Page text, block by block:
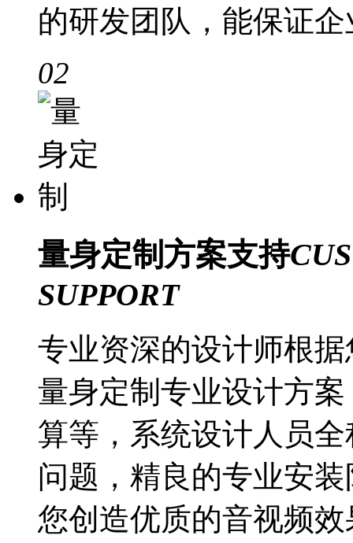
的研发团队，能保证
02
量身定制 方案支持
SUPPORT
专业资深的设计师根
量身定制专业设计方
算等，系统设计人员
问题，精良的专业安
您创造优质的音视频效